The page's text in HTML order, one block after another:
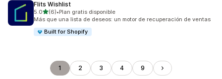
Flits Wishlist
5.0de 5 estrellas
(6)
6 reseñas en total
•Plan gratis disponible
Más que una lista de deseos: un motor de recuperación de ventas
Built for Shopify
1 2 3 4 9